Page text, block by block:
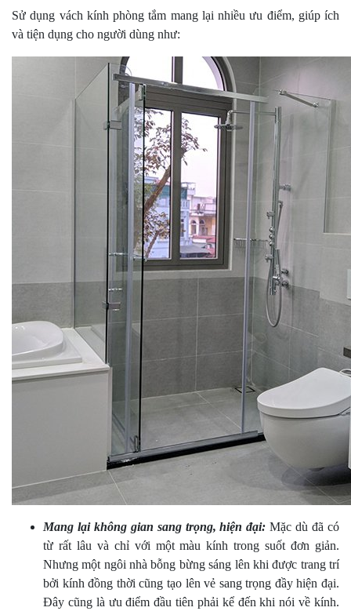
Sử dụng vách kính phòng tắm mang lại nhiều ưu điểm, giúp ích
và tiện dụng cho người dùng như:
Mang lại không gian sang trọng, hiện đại:Mặc dù đã có
từ rất lâu và chỉ với một màu kính trong suốt đơn giản.
Nhưng một ngôi nhà bỗng bừng sáng lên khi được trang trí
bởi kính đồng thời cũng tạo lên vẻ sang trọng đầy hiện đại.
Đây cũng là ưu điểm đầu tiên phải kể đến khi nói về kính.